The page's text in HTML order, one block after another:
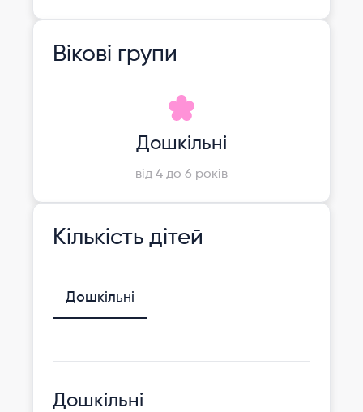
Вікові групи
Дошкільні
від 4 до 6 років
Кількість дітей
Дошкільні
Дошкільні